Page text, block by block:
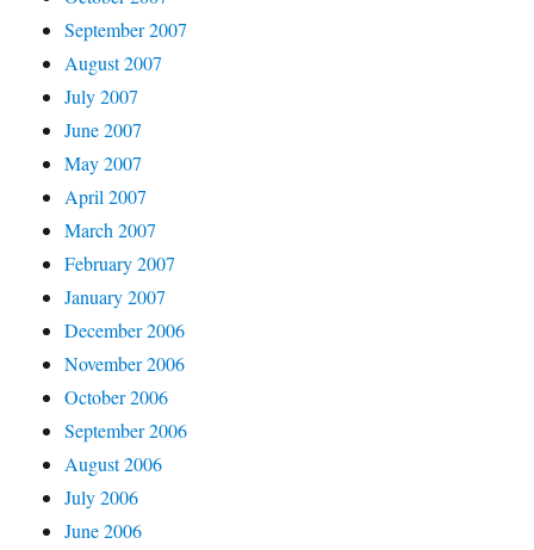
September 2007
August 2007
July 2007
June 2007
May 2007
April 2007
March 2007
February 2007
January 2007
December 2006
November 2006
October 2006
September 2006
August 2006
July 2006
June 2006